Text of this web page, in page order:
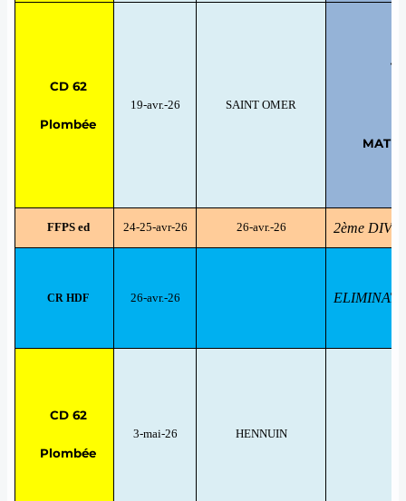
CD 62
Plombée
19-avr.-26 SAINT OMER
FFPS ed 24-25-avr-26 26-avr.-26 2ème
CR HDF 26-avr.-26
CD 62
Plombée
3-mai-26 HENNUIN